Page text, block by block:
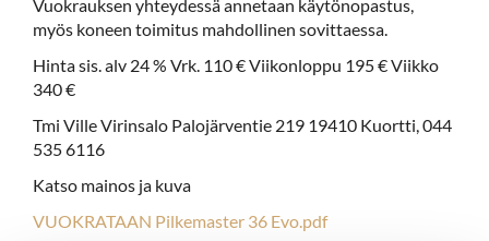
Vuokrauksen yhteydessä annetaan käytönopastus,
myös koneen toimitus mahdollinen sovittaessa.
Hinta sis. alv 24 % Vrk. 110 € Viikonloppu 195 € Viikko
340 €
Tmi Ville Virinsalo Palojärventie 219 19410 Kuortti, 044
535 6116
Katso mainos ja kuva
VUOKRATAAN Pilkemaster 36 Evo.pdf